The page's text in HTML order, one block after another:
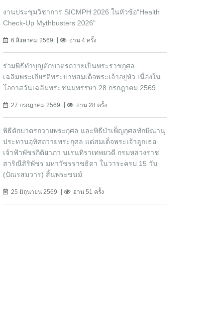
งานประชุมวิชาการ SICMPH 2026 ในหัวข้อ"Health
Check-Up Mythbusters 2026"
6 สิงหาคม 2569 อ่าน 4 ครั้ง
ร่วมพิธีทำบุญตักบาตรถวายเป็นพระราชกุศล
เฉลิมพระเกียรติพระบาทสมเด็จพระเจ้าอยู่หัว เนื่องใน
โอกาสวันเฉลิมพระชนมพรรษา 28 กรกฎาคม 2569
27 กรกฎาคม 2569 อ่าน 28 ครั้ง
พิธีตักบาตรถวายพระกุศล และพิธีบำเพ็ญกุศลทักษิณานุ
ประทานอุทิศถวายพระกุศล แด่สมเด็จพระเจ้าลูกเธอ
เจ้าฟ้าพัชรกิติยาภา นเรนทิราเทพยวดี กรมหลวงราช
สาริณีสิริพัชร มหาวัชรราชธิดา ในวาระครบ 15 วัน
(ปัณรสมวาร) สิ้นพระชนม์
25 มิถุนายน 2569 อ่าน 51 ครั้ง